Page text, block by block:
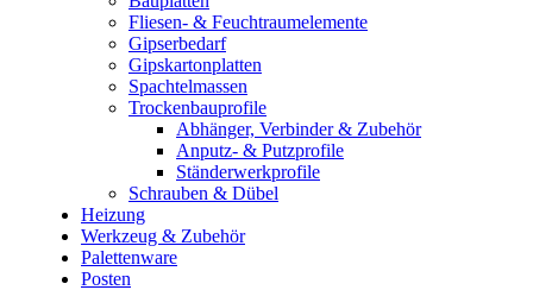
Fliesen- & Feuchtraumelemente
Gipserbedarf
Gipskartonplatten
Spachtelmassen
Trockenbauprofile
Abhänger, Verbinder & Zubehör
Anputz- & Putzprofile
Ständerwerkprofile
Schrauben & Dübel
Heizung
Werkzeug & Zubehör
Palettenware
Posten